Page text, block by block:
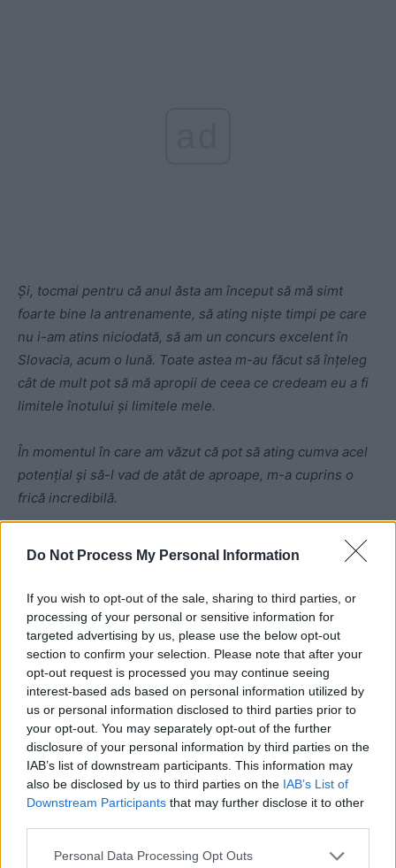
Do Not Process My Personal Information
If you wish to opt-out of the sale, sharing to third parties, or
processing of your personal or sensitive information for
targeted advertising by us, please use the below opt-out
section to confirm your selection. Please note that after your
opt-out request is processed you may continue seeing
interest-based ads based on personal information utilized by
us or personal information disclosed to third parties prior to
your opt-out. You may separately opt-out of the further
disclosure of your personal information by third parties on the
IAB’s list of downstream participants. This information may
also be disclosed by us to third parties on the IAB’s List of
Downstream Participants that may further disclose it to other
Personal Data Processing Opt Outs
Şi, tocmai pentru că anul ăsta am început să mă simt
foarte bine la antrenamente, să ating nişte timpi pe care
nu i-am atins niciodată, să am un concurs excelent în
Slovacia, acum o lună. Toate astea m-au făcut să înţeleg
cât de mult pot să mă apropii de ceea ce credeam eu a fi
limitele înotului şi limitele mele.
În momentul în care am văzut că pot să ating cumva acel
potenţial şi să-l vad de atât de aproape, m-a cuprins o
frică incredibilă.
obţinut sunt de faptul că am reuşit să mă mobilizez, să
merg pur şi simplu la calificările astea de ieri dimineaţă.
Să trec şi prin semifinale, să ajung şi prin finală.
Uite că n-a fost atât de rău(râde – n. red.). Până la urmă,
am câştigat şi nu aş fi putut să trec singur prin bariera
asta. Au fost esenţiali oamenii din jurul meu, mai ales
iubita mea, ai mei. Ai nevoie de un «support group», cum
se zice în engleză. Ai nevoie de un grup solid în jurul tău,
care să-ţi amintească că meriţi, că eşti suficient de bun şi
că pentru asta…